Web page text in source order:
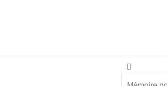
Search